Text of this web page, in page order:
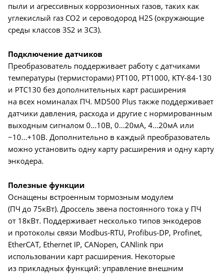
пыли и агрессивных коррозионных газов, таких как
углекислый газ CO2 и сероводород H2S (окружающие
среды классов 3S2 и 3C3).
Подключение датчиков
Преобразователь поддерживает работу с датчиками
температуры (термисторами) PT100, PT1000, KTY-84-130
и PTC130 без дополнительных карт расширения
на всех номиналах ПЧ. MD500 Plus также поддерживает
датчики давления, расхода и другие с нормированным
выходным сигналом 0...10В, 0...20мА, 4...20мА или
−10...+10В. Дополнительно в каждый преобразователь
можно установить одну карту расширения и одну карту
энкодера.
Полезные функции
Оснащены встроенным тормозным модулем
(ПЧ до 75кВт). Дроссель звена постоянного тока у ПЧ
от 18кВт. Поддерживает несколько типов энкодеров
и протоколы связи Modbus-RTU, Profibus-DP, Profinet,
EtherCAT, Ethernet IP, CANopen, CANlink при
использовании карт расширения. Некоторые
из прикладных функций: управление внешним